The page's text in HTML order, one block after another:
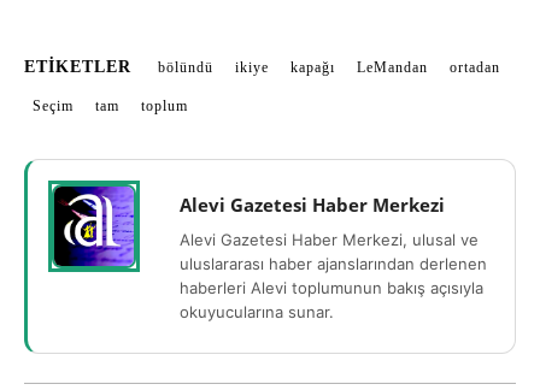
ETIKETLER bölündü ikiye kapağı LeMandan ortadan
Seçim tam toplum
Alevi Gazetesi Haber Merkezi
Alevi Gazetesi Haber Merkezi, ulusal ve
uluslararası haber ajanslarından derlenen
haberleri Alevi toplumunun bakış açısıyla
okuyucularına sunar.